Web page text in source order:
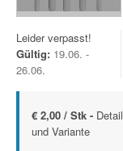
Leider verpasst!
Gültig: 19.06. -
26.06.
€ 2,00 / Stk -
und Variante